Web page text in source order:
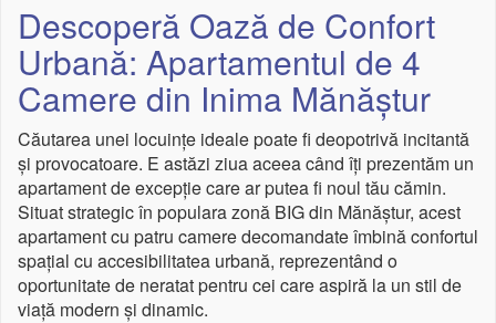
Descoperă Oază de Confort
Urbană: Apartamentul de 4
Camere din Inima Mănăștur
Căutarea unei locuințe ideale poate fi deopotrivă incitantă
și provocatoare. E astăzi ziua aceea când îți prezentăm un
apartament de excepție care ar putea fi noul tău cămin.
Situat strategic în populara zonă BIG din Mănăștur, acest
apartament cu patru camere decomandate îmbină confortul
spațial cu accesibilitatea urbană, reprezentând o
oportunitate de neratat pentru cei care aspiră la un stil de
viață modern și dinamic.